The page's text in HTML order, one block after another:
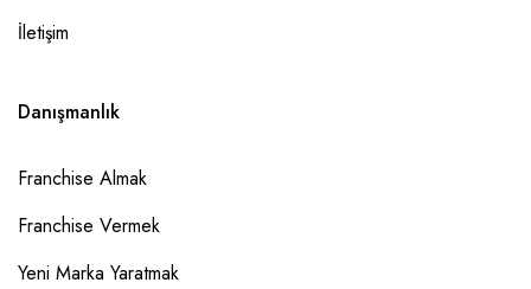
İletişim
Danışmanlık
Franchise Almak
Franchise Vermek
Yeni Marka Yaratmak